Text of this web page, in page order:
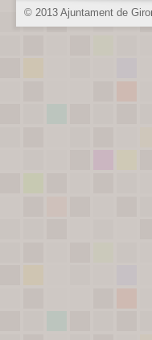
© 2013 Ajuntament de